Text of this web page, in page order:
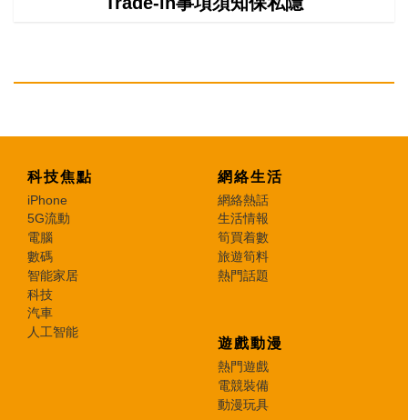
科技焦點
iPhone
5G流動
電腦
數碼
智能家居
科技
汽車
人工智能
網絡生活
網絡熱話
生活情報
筍買着數
旅遊筍料
熱門話題
遊戲動漫
熱門遊戲
電競裝備
動漫玩具